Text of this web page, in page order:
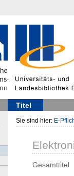
Titel
Sie sind hier: E-
Gesamttitel